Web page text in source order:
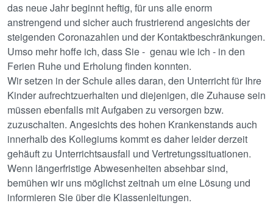
das neue Jahr beginnt heftig, für uns alle enorm
anstrengend und sicher auch frustrierend angesichts der
steigenden Coronazahlen und der Kontaktbeschränkungen.
Umso mehr hoffe ich, dass Sie - genau wie ich - in den
Ferien Ruhe und Erholung finden konnten.
Wir setzen in der Schule alles daran, den Unterricht für Ihre
Kinder aufrechtzuerhalten und diejenigen, die Zuhause sein
müssen ebenfalls mit Aufgaben zu versorgen bzw.
zuzuschalten. Angesichts des hohen Krankenstands auch
innerhalb des Kollegiums kommt es daher leider derzeit
gehäuft zu Unterrichtsausfall und Vertretungssituationen.
Wenn längerfristige Abwesenheiten absehbar sind,
bemühen wir uns möglichst zeitnah um eine Lösung und
informieren Sie über die Klassenleitungen.